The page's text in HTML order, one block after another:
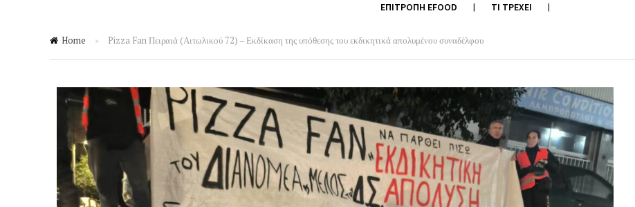
ΕΠΙΤΡΟΠΗ EFOOD ΤΙ ΤΡΕΧΕΙ
Home » Pizza Fan Πειραιά (Αιτωλικού 72) – Εκδίκαση της υπόθεσης του εκδικητικά απολυμένου συναδέλφου